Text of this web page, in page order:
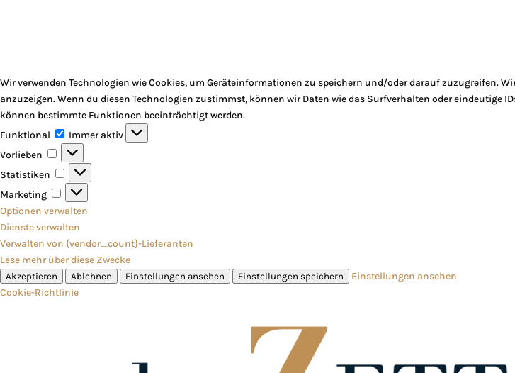
Wir verwenden Technologien wie Cookies, um Geräteinformationen zu speichern und/oder darauf zuzugreifen.
anzuzeigen. Wenn du diesen Technologien zustimmst, können wir Daten wie das Surfverhalten oder
können bestimmte Funktionen beeinträchtigt werden.
Funktional
Funktional
Immer aktiv
Vorlieben
Vorlieben
Statistiken
Statistiken
Marketing
Marketing
Optionen verwalten
Dienste verwalten
Verwalten von {vendor_count}-Lieferanten
Lese mehr über diese Zwecke
Akzeptieren Ablehnen Einstellungen ansehen Einstellungen speichern
Einstellungen ansehen
Cookie-Richtlinie